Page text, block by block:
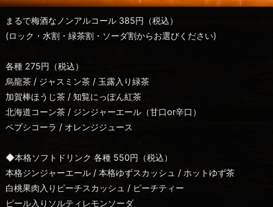
まるで梅酒なノンアルコール 385円（税込）
(ロック・水割・緑茶割・ソーダ割からお選びください)
各種 275円（税込）
烏龍茶 / ジャスミン茶 / 玉露入り緑茶
加賀棒ほうじ茶 / 知覧にっぽん紅茶
北海道コーン茶 / ジンジャーエール（甘口or辛口）
ペプシコーラ / オレンジジュース
◆本格ソフトドリンク 各種 550円（税込）
本格ジンジャーエール / 本格ゆずスカッシュ / ホットゆず茶
白桃果肉入りピーチスカッシュ / ピーチティー
ピール入りソルティレモンソーダ